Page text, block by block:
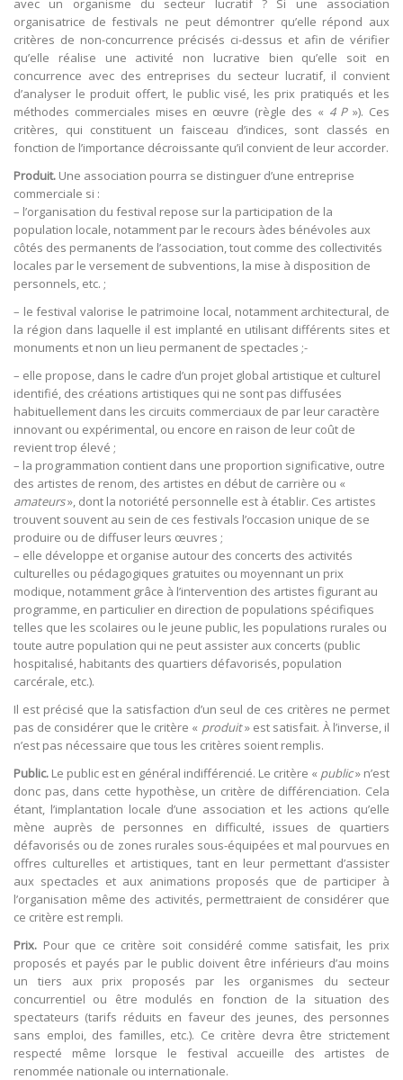
avec un organisme du secteur lucratif ? Si une association
organisatrice de festivals ne peut démontrer qu’elle répond aux
critères de non-concurrence précisés ci-dessus et afin de vérifier
qu’elle réalise une activité non lucrative bien qu’elle soit en
concurrence avec des entreprises du secteur lucratif, il convient
d’analyser le produit offert, le public visé, les prix pratiqués et les
méthodes commerciales mises en œuvre (règle des « 4 P»). Ces
critères, qui constituent un faisceau d’indices, sont classés en
fonction de l’importance décroissante qu’il convient de leur accorder.
Produit. Une association pourra se distinguer d’une entreprise
commerciale si :
– l’organisation du festival repose sur la participation de la
population locale, notamment par le recours àdes bénévoles aux
côtés des permanents de l’association, tout comme des collectivités
locales par le versement de subventions, la mise à disposition de
personnels, etc. ; 
– le festival valorise le patrimoine local, notamment architectural, de
la région dans laquelle il est implanté en utilisant différents sites et
monuments et non un lieu permanent de spectacles ;-
– elle propose, dans le cadre d’un projet global artistique et culturel
identifié, des créations artistiques qui ne sont pas diffusées
habituellement dans les circuits commerciaux de par leur caractère
innovant ou expérimental, ou encore en raison de leur coût de
revient trop élevé ;
– la programmation contient dans une proportion significative, outre
des artistes de renom, des artistes en début de carrière ou «
amateurs», dont la notoriété personnelle est à établir. Ces artistes
trouvent souvent au sein de ces festivals l’occasion unique de se
produire ou de diffuser leurs œuvres ;
– elle développe et organise autour des concerts des activités
culturelles ou pédagogiques gratuites ou moyennant un prix
modique, notamment grâce à l’intervention des artistes figurant au
programme, en particulier en direction de populations spécifiques
telles que les scolaires ou le jeune public, les populations rurales ou
toute autre population qui ne peut assister aux concerts (public
hospitalisé, habitants des quartiers défavorisés, population
carcérale, etc.).
Il est précisé que la satisfaction d’un seul de ces critères ne permet
pas de considérer que le critère « produit» est satisfait. À l’inverse, il
n’est pas nécessaire que tous les critères soient remplis.
Public. Le public est en général indifférencié. Le critère « public» n’est
donc pas, dans cette hypothèse, un critère de différenciation. Cela
étant, l’implantation locale d’une association et les actions qu’elle
mène auprès de personnes en difficulté, issues de quartiers
défavorisés ou de zones rurales sous-équipées et mal pourvues en
offres culturelles et artistiques, tant en leur permettant d’assister
aux spectacles et aux animations proposés que de participer à
l’organisation même des activités, permettraient de considérer que
ce critère est rempli.
Prix. Pour que ce critère soit considéré comme satisfait, les prix
proposés et payés par le public doivent être inférieurs d’au moins
un tiers aux prix proposés par les organismes du secteur
concurrentiel ou être modulés en fonction de la situation des
spectateurs (tarifs réduits en faveur des jeunes, des personnes
sans emploi, des familles, etc.). Ce critère devra être strictement
respecté même lorsque le festival accueille des artistes de
renommée nationale ou internationale.